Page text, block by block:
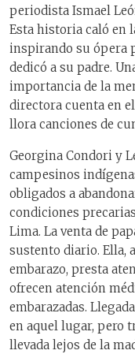
periodista Ismael
Esta historia caló en
inspirando su ópera
dedicó a su padre.
importancia de la
directora cuenta en
llora canciones de
Georgina Condori y
campesinos
obligados a
condiciones
Lima. La venta de
sustento diario. Ella,
embarazo, presta
ofrecen atención
embarazadas.
en aquel lugar, pero
llevada lejos de la